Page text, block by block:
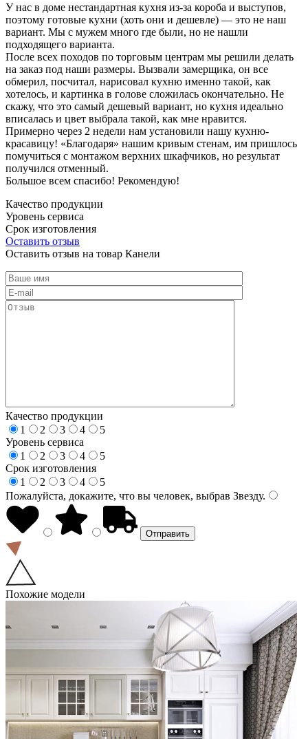
У нас в доме нестандартная кухня из-за короба и выступов,
поэтому готовые кухни (хоть они и дешевле) — это не наш
вариант. Мы с мужем много где были, но не нашли
подходящего варианта.
После всех походов по торговым центрам мы решили делать
на заказ под наши размеры. Вызвали замерщика, он все
обмерил, посчитал, нарисовал кухню именно такой, как
хотелось, и картинка в голове сложилась окончательно. Не
скажу, что это самый дешевый вариант, но кухня идеально
вписалась и цвет выбрала такой, как мне нравится.
Примерно через 2 недели нам установили нашу кухню-
красавицу! «Благодаря» нашим кривым стенам, им пришлось
помучиться с монтажом верхних шкафчиков, но результат
получился отменный.
Большое всем спасибо! Рекомендую!
Качество продукции
Уровень сервиса
Срок изготовления
Оставить отзыв
Оставить отзыв на товар Канели
Качество продукции
1
2 3 4
5
Уровень сервиса
1
2 3 4
5
Срок изготовления
1
2 3 4
5
Пожалуйста, докажите, что вы человек, выбрав Звезду.
Похожие модели